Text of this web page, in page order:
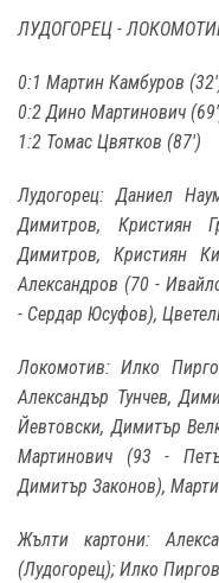
ЛУДОГОРЕЦ -
0:1 Мартин Камбуров
0:2 Дино Мартинович
1:2 Томас Цвятков (87')
Лудогорец: Даниел
Димитров, Кристиян
Димитров, Кристиян
Александров (70 -
- Сердар Юсуфов),
Локомотив: Илко
Александър Тунчев,
Йевтовски, Димитър
Мартинович (93 -
Димитър Законов),
Жълти картони:
(Лудогорец); Илко